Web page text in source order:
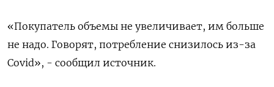
«Покупатель объемы не увеличивает, им больше
не надо. Говорят, потребление снизилось из-за
Covid», - сообщил источник.